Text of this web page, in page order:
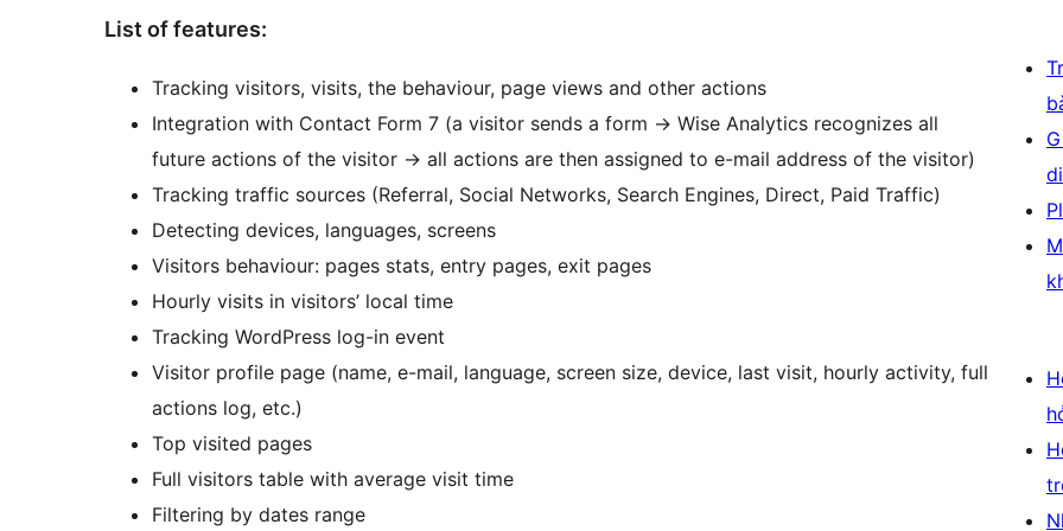
List of features:
Tracking visitors, visits, the behaviour, page views and other actions
Integration with Contact Form 7 (a visitor sends a form -> Wise Analytics recognizes all
future actions of the visitor -> all actions are then assigned to e-mail address of the visitor)
Tracking traffic sources (Referral, Social Networks, Search Engines, Direct, Paid Traffic)
Detecting devices, languages, screens
Visitors behaviour: pages stats, entry pages, exit pages
Hourly visits in visitors’ local time
Tracking WordPress log-in event
Visitor profile page (name, e-mail, language, screen size, device, last visit, hourly activity, full
actions log, etc.)
Top visited pages
Full visitors table with average visit time
Filtering by dates range